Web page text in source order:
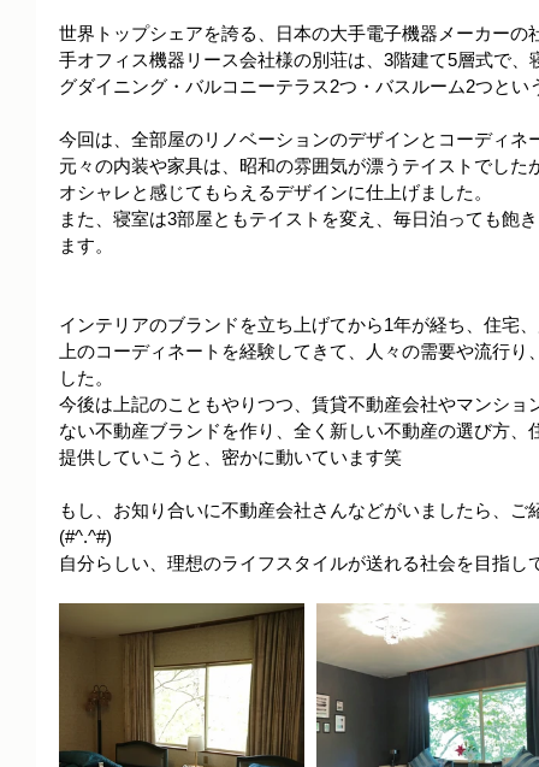
世界トップシェアを誇る、日本の大手電子機器メーカーの
手オフィス機器リース会社様の別荘は、3階建て5層式で
グダイニング・バルコニーテラス2つ・バスルーム2つと
今回は、全部屋のリノベーションのデザインとコーディネ
元々の内装や家具は、昭和の雰囲気が漂うテイストでした
オシャレと感じてもらえるデザインに仕上げました。
また、寝室は3部屋ともテイストを変え、毎日泊っても飽
ます。
インテリアのブランドを立ち上げてから1年が経ち、住宅
上のコーディネートを経験してきて、人々の需要や流行
した。
今後は上記のこともやりつつ、賃貸不動産会社やマンショ
ない不動産ブランドを作り、全く新しい不動産の選び方、
提供していこうと、密かに動いています笑
もし、お知り合いに不動産会社さんなどがいましたら、ご
(#^.^#)
自分らしい、理想のライフスタイルが送れる社会を目指し